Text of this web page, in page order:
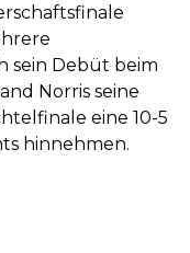
sein Debüt beim
Norris seine
eine 10-5
hinnehmen.